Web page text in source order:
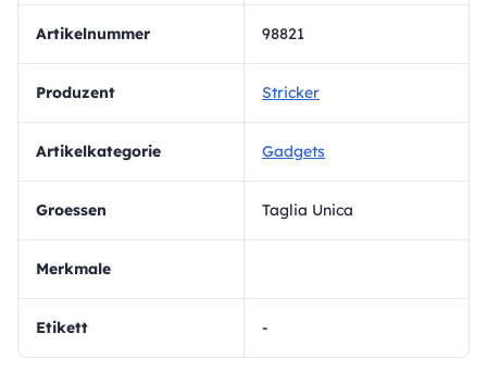
Artikelnummer 98821
Produzent Stricker
Artikelkategorie Gadgets
Groessen Taglia Unica
Merkmale
Etikett -